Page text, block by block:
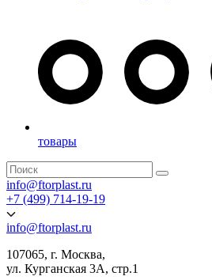
товары
info@ftorplast.ru
+7 (499) 714-19-19
info@ftorplast.ru
107065, г. Москва,
ул. Курганская 3А, стр.1